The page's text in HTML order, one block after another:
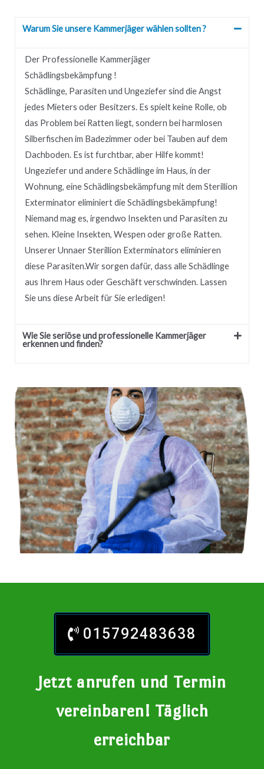
Warum Sie unsere Kammerjäger wählen sollten ?
Der Professionelle Kammerjäger
Schädlingsbekämpfung !
Schädlinge, Parasiten und Ungeziefer sind die Angst
jedes Mieters oder Besitzers. Es spielt keine Rolle, ob
das Problem bei Ratten liegt, sondern bei harmlosen
Silberfischen im Badezimmer oder bei Tauben auf dem
Dachboden. Es ist furchtbar, aber Hilfe kommt!
Ungeziefer und andere Schädlinge im Haus, in der
Wohnung, eine Schädlingsbekämpfung mit dem Sterillion
Exterminator eliminiert die Schädlingsbekämpfung!
Niemand mag es, irgendwo Insekten und Parasiten zu
sehen. Kleine Insekten, Wespen oder große Ratten.
UnsererUnnaerSterillion Exterminators eliminieren
diese Parasiten.Wir sorgen dafür, dass alle Schädlinge
aus Ihrem Haus oder Geschäft verschwinden. Lassen
Sie uns diese Arbeit für Sie erledigen!
Wie Sie seriöse und professionelle Kammerjäger
erkennen und finden?
015792483638
Jetzt anrufen und Termin
vereinbaren! Täglich
erreichbar